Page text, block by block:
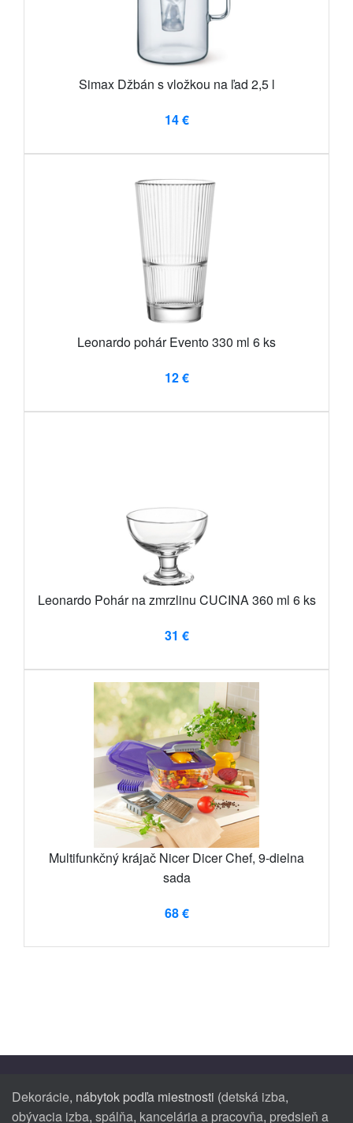
Simax Džbán s vložkou na ľad 2,5 l
14 €
Leonardo pohár Evento 330 ml 6 ks
12 €
Leonardo Pohár na zmrzlinu CUCINA 360 ml 6 ks
31 €
Multifunkčný krájač Nicer Dicer Chef, 9-dielna
sada
68 €
Dekorácie, nábytok podľa miestnosti (detská izba,
obývacia izba, spálňa, kancelária a pracovňa, predsieň a